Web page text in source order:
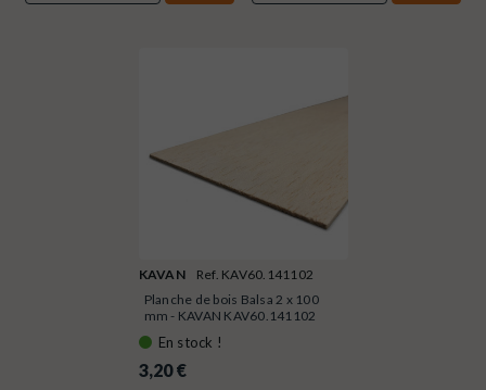
KAVAN
Ref. KAV60.141102
Planche de bois Balsa 2 x 100
mm - KAVAN KAV60.141102
En stock !
3,20 €